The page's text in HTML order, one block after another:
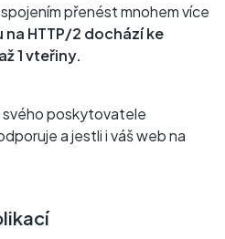
přenést mnohem více
na HTTP/2 dochází ke
1 vteřiny.
poskytovatele
a jestli i váš web na